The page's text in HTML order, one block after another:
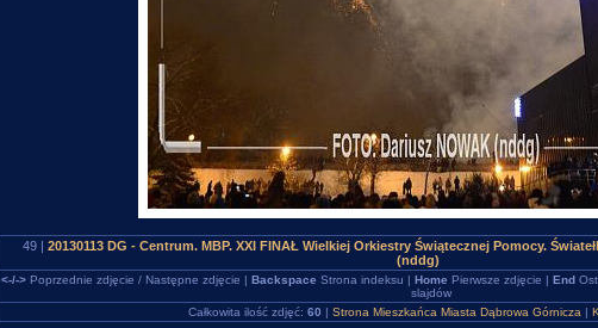
49 | 20130113 DG - Centrum. MBP. XXI FINAŁ Wielkiej Orkiestry Świątecznej Pomocy.
(nddg)
<-/->Poprzednie zdjęcie / Następne zdjęcie | Backspace Strona indeksu | Home Pierwsze zdjęcie | End
slajdów
Całkowita ilość zdjęć: 60 | Strona Mieszkańca Miasta Dąbrowa Górnicza |